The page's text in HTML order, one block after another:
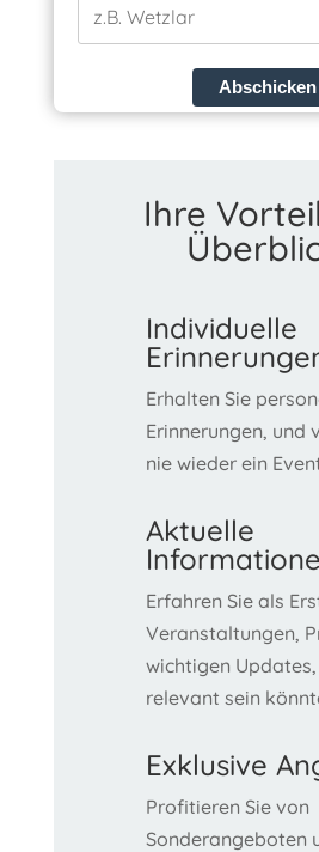
Abschicken
Ihre
Individuelle
Erhalten Sie
Erinnerungen, und
nie wieder ein
Aktuelle
Erfahren Sie als
Veranstaltungen,
wichtigen
relevant sein
Exklusive
Profitieren Sie von
Sonderangeboten